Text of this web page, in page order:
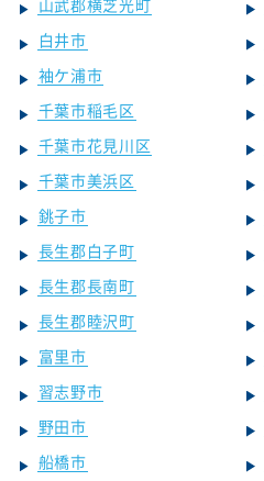
白井市
袖ケ浦市
千葉市稲毛区
千葉市花見川区
千葉市美浜区
銚子市
長生郡白子町
長生郡長南町
長生郡睦沢町
富里市
習志野市
野田市
船橋市